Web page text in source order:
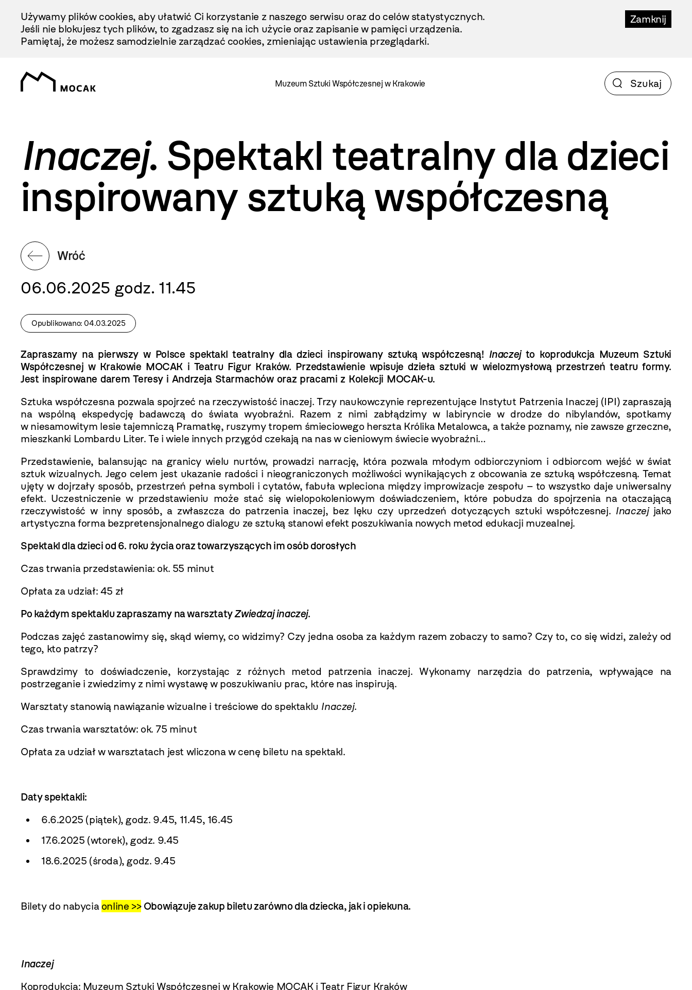
Treści
Zamknij
Używamy plików cookies, aby ułatwić Ci korzystanie z naszego serwisu oraz do celów statystycznych.
Jeśli nie blokujesz tych plików, to zgadzasz się na ich użycie oraz zapisanie w pamięci urządzenia.
Pamiętaj, że możesz samodzielnie zarządzać cookies, zmieniając ustawienia przeglądarki.
Muzeum Sztuki Współczesnej w Krakowie
Inaczej. Spektakl teatralny dla dzieci
inspirowany sztuką współczesną
Wróć
06.06.2025 godz. 11.45
Opublikowano: 04.03.2025
Zapraszamy na pierwszy w Polsce spektakl teatralny dla dzieci inspirowany sztuką współczesną! Inaczej to koprodukcja Muzeum Sztuki
Współczesnej w Krakowie MOCAK i Teatru Figur Kraków. Przedstawienie wpisuje dzieła sztuki w wielozmysłową przestrzeń teatru formy.
Jest inspirowane darem Teresy i Andrzeja Starmachów oraz pracami z Kolekcji MOCAK-u.
Sztuka współczesna pozwala spojrzeć na rzeczywistość inaczej. Trzy naukowczynie reprezentujące Instytut Patrzenia Inaczej (IPI) zapraszają
na wspólną ekspedycję badawczą do świata wyobraźni. Razem z nimi zabłądzimy w labiryncie w drodze do nibylandów, spotkamy
w niesamowitym lesie tajemniczą Pramatkę, ruszymy tropem śmieciowego herszta Królika Metalowca, a także poznamy, nie zawsze grzeczne,
mieszkanki Lombardu Liter. Te i wiele innych przygód czekają na nas w cieniowym świecie wyobraźni…
Przedstawienie, balansując na granicy wielu nurtów, prowadzi narrację, która pozwala młodym odbiorczyniom i odbiorcom wejść w świat
sztuk wizualnych. Jego celem jest ukazanie radości i nieograniczonych możliwości wynikających z obcowania ze sztuką współczesną. Temat
ujęty w dojrzały sposób, przestrzeń pełna symboli i cytatów, fabuła wpleciona między improwizacje zespołu – to wszystko daje uniwersalny
efekt. Uczestniczenie w przedstawieniu może stać się wielopokoleniowym doświadczeniem, które pobudza do spojrzenia na otaczającą
rzeczywistość w inny sposób, a zwłaszcza do patrzenia inaczej, bez lęku czy uprzedzeń dotyczących sztuki współczesnej. Inaczejjako
artystyczna forma bezpretensjonalnego dialogu ze sztuką stanowi efekt poszukiwania nowych metod edukacji muzealnej.
Spektakl dla dzieci od 6. roku życia oraz towarzyszących im osób dorosłych
Czas trwania przedstawienia: ok. 55 minut
Opłata za udział: 45 zł
Po każdym spektaklu zapraszamy na warsztatyZwiedzaj inaczej.
Podczas zajęć zastanowimy się, skąd wiemy, co widzimy? Czy jedna osoba za każdym razem zobaczy to samo? Czy to, co się widzi, zależy od
tego, kto patrzy?
Sprawdzimy to doświadczenie, korzystając z różnych metod patrzenia inaczej. Wykonamy narzędzia do patrzenia, wpływające na
postrzeganie i zwiedzimy z nimi wystawę w poszukiwaniu prac, które nas inspirują.
Warsztaty stanowią nawiązanie wizualne i treściowe do spektaklu Inaczej.
Czas trwania warsztatów: ok. 75 minut
Opłata za udział w warsztatach jest wliczona w cenę biletu na spektakl.
Daty spektakli:
6.6.2025 (piątek), godz. 9.45, 11.45, 16.45
17.6.2025 (wtorek), godz. 9.45
18.6.2025 (środa), godz. 9.45
Bilety do nabycia online >> Obowiązuje zakup biletu zarówno dla dziecka, jak i opiekuna.
Inaczej
Koprodukcja: Muzeum Sztuki Współczesnej w Krakowie MOCAK i Teatr Figur Kraków